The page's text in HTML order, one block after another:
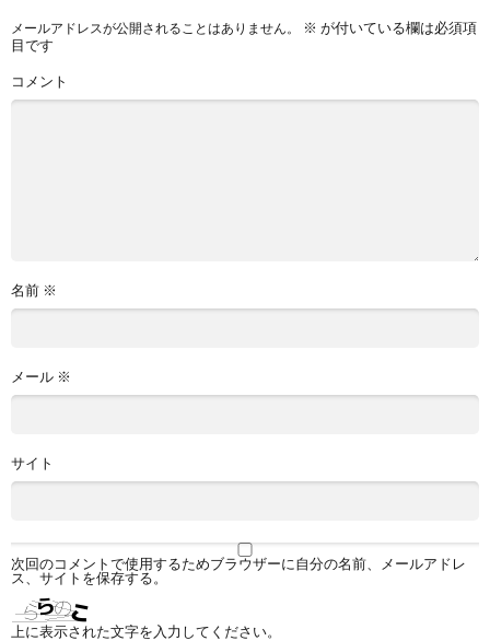
メールアドレスが公開されることはありません。 ※ が付いている欄は必須項
目です
コメント
名前 ※
メール ※
サイト
次回のコメントで使用するためブラウザーに自分の名前、メールアドレ
ス、サイトを保存する。
上に表示された文字を入力してください。